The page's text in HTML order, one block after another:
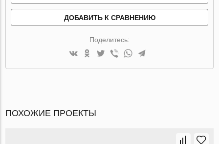
ДОБАВИТЬ К СРАВНЕНИЮ
Поделитесь:
ПОХОЖИЕ ПРОЕКТЫ